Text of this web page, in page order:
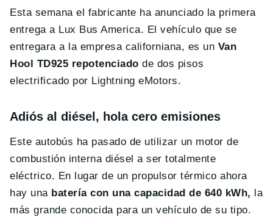
Esta semana el fabricante ha anunciado la primera
entrega a Lux Bus America. El vehículo que se
entregara a la empresa californiana, es un Van
Hool TD925 repotenciado de dos pisos
electrificado por Lightning eMotors.
Adiós al diésel, hola cero emisiones
Este autobús ha pasado de utilizar un motor de
combustión interna diésel a ser totalmente
eléctrico. En lugar de un propulsor térmico ahora
hay una batería con una capacidad de 640 kWh,
la
más grande conocida para un vehículo de su tipo.